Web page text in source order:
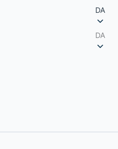
DA
DA